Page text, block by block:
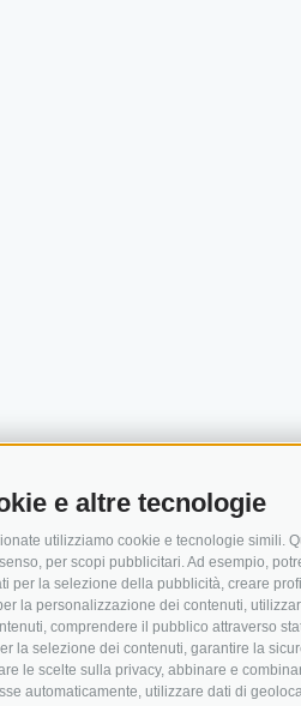
e altre tecnologie
utilizziamo cookie e tecnologie simili.
per scopi pubblicitari. Ad esempio,
per la selezione della pubblicità, creare
la personalizzazione dei contenuti,
comprendere il pubblico attraverso
la selezione dei contenuti, garantire la
le scelte sulla privacy, abbinare e
automaticamente, utilizzare dati di